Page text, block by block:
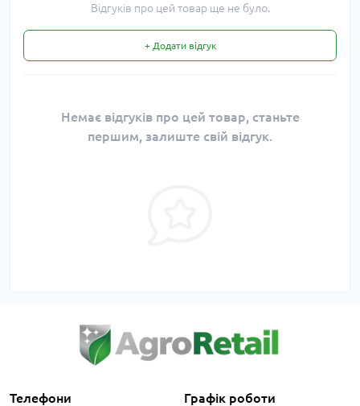
Відгуків про цей товар ще не було.
+ Додати відгук
Немає відгуків про цей товар, станьте
першим, залиште свій відгук.
Телефони Графік роботи